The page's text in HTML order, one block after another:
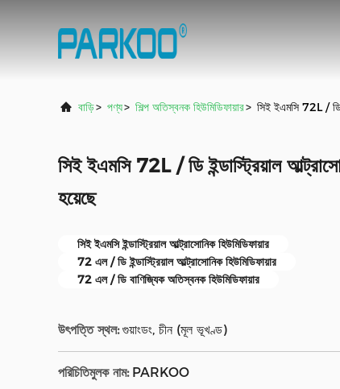
বাড়ি> পণ্য> শিল্প অতিস্বনক হিউমিডিফায়ার> সিই ইএমসি 72L / ডি
সিই ইএমসি 72L / ডি ইন্ডাস্ট্রিয়াল
হয়েছে
সিই ইএমসি ইন্ডাস্ট্রিয়াল আল্ট্রাসোনিক হিউমিডিফায়ার
72 এল / ডি ইন্ডাস্ট্রিয়াল আল্ট্রাসোনিক হিউমিডিফায়ার
72 এল / ডি বাণিজ্যিক অতিস্বনক হিউমিডিফায়ার
উৎপত্তি স্থল: গুয়াংডং, চীন (মূল ভূখণ্ড)
পরিচিতিমুলক নাম: PARKOO